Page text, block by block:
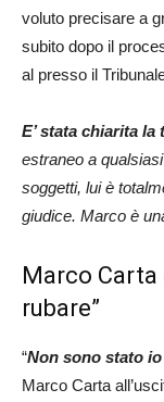
voluto precisare a
subito dopo il
al presso il
E’ stata chiarita
estraneo a
soggetti, lui è
giudice. Marco è
Marco Carta
rubare”
“Non sono stato
Marco Carta